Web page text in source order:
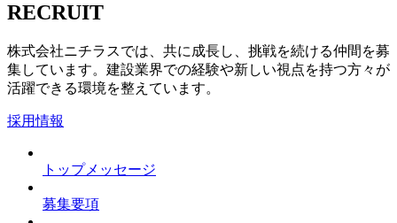
RECRUIT
株式会社ニチラスでは、共に成長し、挑戦を続ける仲間を募
集しています。建設業界での経験や新しい視点を持つ方々が
活躍できる環境を整えています。
採用情報
トップメッセージ
募集要項